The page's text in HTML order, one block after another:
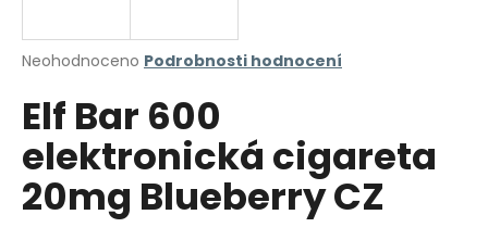
Průměrné
produktu
je
z
5
hvězdiček.
Neohodnoceno Podrobnosti hodnocení
Elf Bar 600
elektronická cigareta
20mg Blueberry CZ
j
t
?